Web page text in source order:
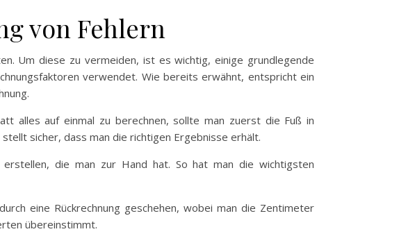
von Fehlern
Um diese zu vermeiden, ist es wichtig, einige grundlegende
verwendet. Wie bereits erwähnt, entspricht ein
alles auf einmal zu berechnen, sollte man zuerst die Fuß in
sicher, dass man die richtigen Ergebnisse erhält.
die man zur Hand hat. So hat man die wichtigsten
eine Rückrechnung geschehen, wobei man die Zentimeter
übereinstimmt.